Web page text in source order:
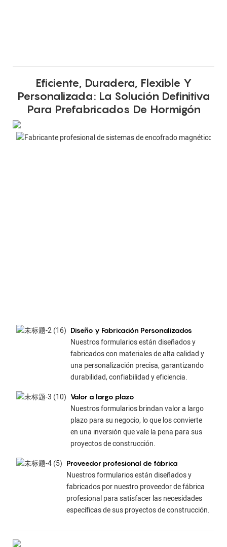
Eficiente, Duradera, Flexible Y
Personalizada: La Solución Definitiva
Para Prefabricados De Hormigón
Diseño y Fabricación Personalizados
Nuestros formularios están diseñados y
fabricados con materiales de alta calidad y
una personalización precisa, garantizando
durabilidad, confiabilidad y eficiencia.
Valor a largo plazo
Nuestros formularios brindan valor a largo
plazo para su negocio, lo que los convierte
en una inversión que vale la pena para sus
proyectos de construcción.
Proveedor profesional de fábrica
Nuestros formularios están diseñados y
fabricados por nuestro proveedor de fábrica
profesional para satisfacer las necesidades
específicas de sus proyectos de construcción.